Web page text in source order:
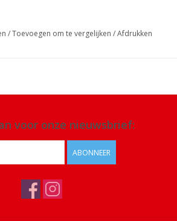
/Toevoegen om te vergelijken /Afdrukken
voor onze nieuwsbrief:
ABONNEER